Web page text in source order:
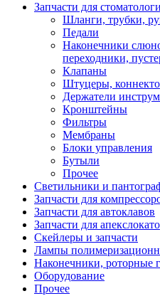
Запчасти для
Шланги, трубки,
Педали
Наконечники
переходники,
Клапаны
Штуцеры,
Держатели
Кронштейны
Фильтры
Мембраны
Блоки управления
Бутыли
Прочее
Светильники и
Запчасти для
Запчасти для автоклавов
Запчасти для
Скейлеры и запчасти
Лампы
Наконечники, роторные
Оборудование
Прочее